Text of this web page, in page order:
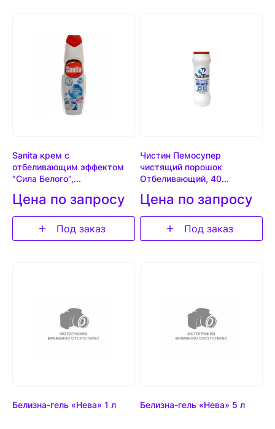
Sanita крем с
отбеливающим эффектом
"Сила Белого",...
Цена по запросу
Под заказ
Чистин Пемосупер
чистящий порошок
Отбеливающий, 40...
Цена по запросу
Под заказ
Белизна-гель «Нева» 1 л Белизна-гель «Нева» 5 л